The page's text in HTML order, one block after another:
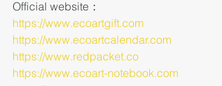
Official website：
https://www.ecoartgift.com
https://www.ecoartcalendar.com
https://www.redpacket.co
https://www.ecoart-notebook.com